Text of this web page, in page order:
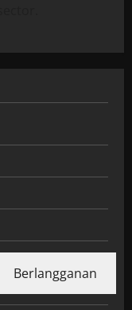
Berlangganan